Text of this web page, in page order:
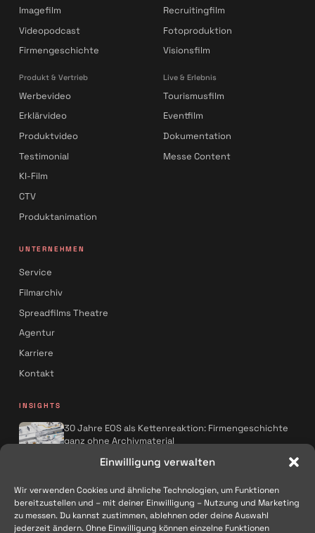
Einwilligung verwalten
Wir verwenden Cookies und ähnliche Technologien, um Funktionen
bereitzustellen und – mit deiner Einwilligung – Nutzung und Marketing
zu messen. Du kannst zustimmen, ablehnen oder deine Auswahl
jederzeit ändern. Ohne Einwilligung können einzelne Funktionen
Imagefilm
Videopodcast
Firmengeschichte
Produkt & Vertrieb
Werbevideo
Erklärvideo
Produktvideo
Testimonial
KI-Film
CTV
Produktanimation
Recruitingfilm
Fotoproduktion
Visionsfilm
Live & Erlebnis
Tourismusfilm
Eventfilm
Dokumentation
Messe Content
UNTERNEHMEN
Service
Filmarchiv
Spreadfilms Theatre
Agentur
Karriere
Kontakt
INSIGHTS
30 Jahre EOS als Kettenreaktion: Firmengeschichte
ganz ohne Archivmaterial
Spreadfilms x AQMOS: Wie KI die
Alle Artikel→
FOLGEN